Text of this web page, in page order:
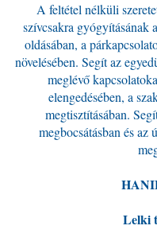
A feltétel nélküli
szívcsakra gyógyításának
oldásában, a
növelésében. Segít az
meglévő
elengedésében, a
megtisztításában.
megbocsátásban és
Lelki